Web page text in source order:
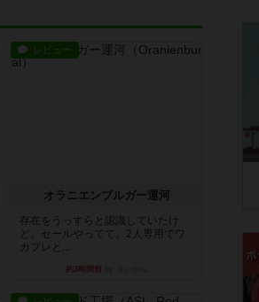
レビュー
オラニエンブルガー運河
存在をうっすらと認識していたけ
ど、セールやってて、2人専用でワ
カプレと...
約3時間前